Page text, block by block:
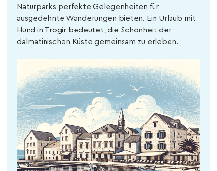
Naturparks perfekte Gelegenheiten für
ausgedehnte Wanderungen bieten. Ein Urlaub mit
Hund in Trogir bedeutet, die Schönheit der
dalmatinischen Küste gemeinsam zu erleben.